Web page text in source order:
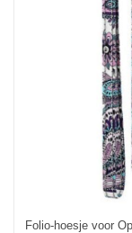
Folio-hoesje voor